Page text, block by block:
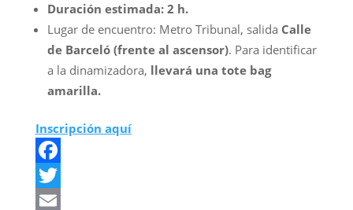
Duración estimada: 2 h.
Lugar de encuentro: Metro Tribunal, salida Calle
de Barceló (frente al ascensor). Para identificar
a la dinamizadora, llevará una tote bag
amarilla.
Inscripción aquí
Facebook
Twitter